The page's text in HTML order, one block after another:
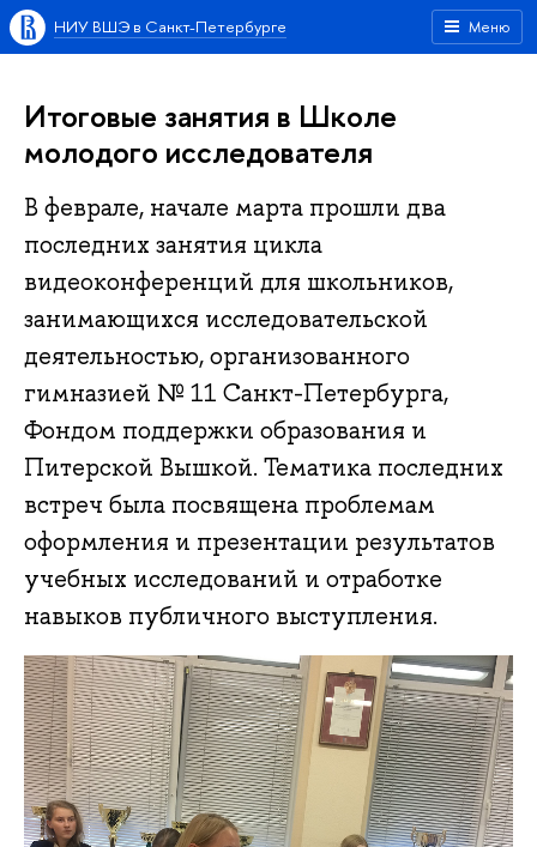
Меню
НИУ ВШЭ в Санкт-Петербурге
Итоговые занятия в Школе
молодого исследователя
В феврале, начале марта прошли два
последних занятия цикла
видеоконференций для школьников,
занимающихся исследовательской
деятельностью, организованного
гимназией № 11 Санкт-Петербурга,
Фондом поддержки образования и
Питерской Вышкой. Тематика последних
встреч была посвящена проблемам
оформления и презентации результатов
учебных исследований и отработке
навыков публичного выступления.